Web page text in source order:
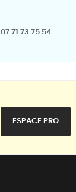
07 71 73 75 54
ESPACE PRO